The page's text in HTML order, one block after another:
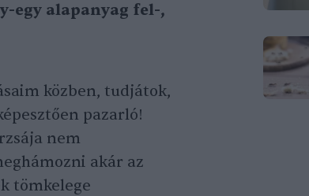
egy alapanyag fel-,
közben, tudjátok,
pazarló!
nem
akár az
tömkelege